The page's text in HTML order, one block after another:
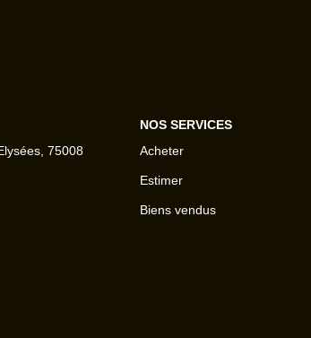
75008
NOS SERVICES
Acheter
Estimer
Biens vendus